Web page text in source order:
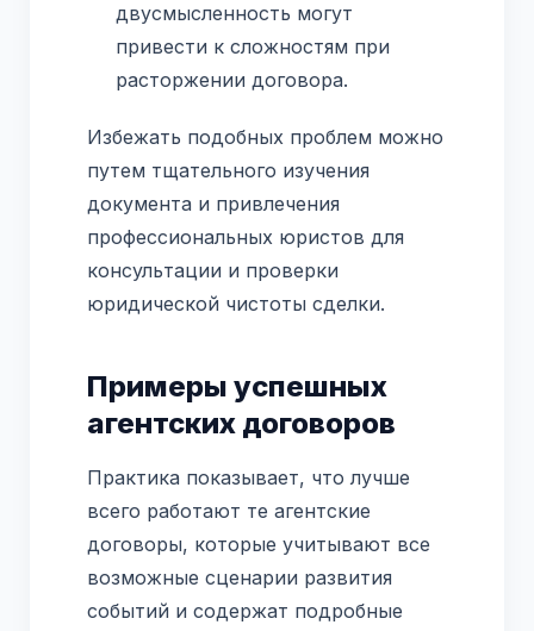
двусмысленность могут
привести к сложностям при
расторжении договора.
Избежать подобных проблем можно
путем тщательного изучения
документа и привлечения
профессиональных юристов для
консультации и проверки
юридической чистоты сделки.
Примеры успешных
агентских договоров
Практика показывает, что лучше
всего работают те агентские
договоры, которые учитывают все
возможные сценарии развития
событий и содержат подробные